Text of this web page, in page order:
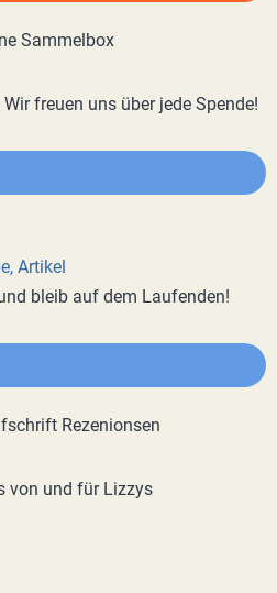
freuen uns über jede Spende!
Artikel
bleib auf dem Laufenden!
von und für Lizzys